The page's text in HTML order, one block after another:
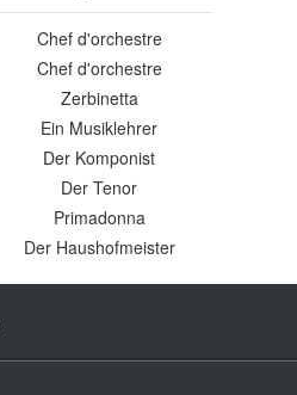
Chef d'orchestre
Chef d'orchestre
Zerbinetta
Ein Musiklehrer
Der Komponist
Der Tenor
Primadonna
Der Haushofmeister